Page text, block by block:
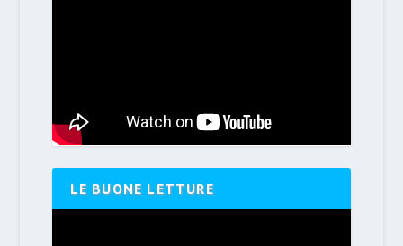
LE BUONE LETTURE